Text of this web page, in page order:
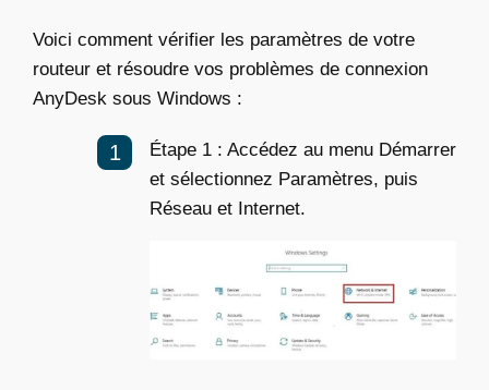
Voici comment vérifier les paramètres de votre
routeur et résoudre vos problèmes de connexion
AnyDesk sous Windows :
Étape 1 : Accédez au menu Démarrer
et sélectionnez Paramètres, puis
Réseau et Internet.